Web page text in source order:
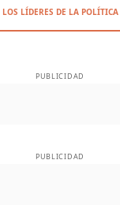
LOS LÍDERES DE LA POLÍTICA
PUBLICIDAD
PUBLICIDAD